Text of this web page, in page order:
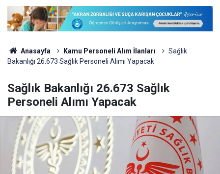
Anasayfa Kamu Personeli Alım İlanları
Sağlık
Bakanlığı 26.673 Sağlık Personeli Alımı Yapacak
Sağlık Bakanlığı 26.673 Sağlık
Personeli Alımı Yapacak